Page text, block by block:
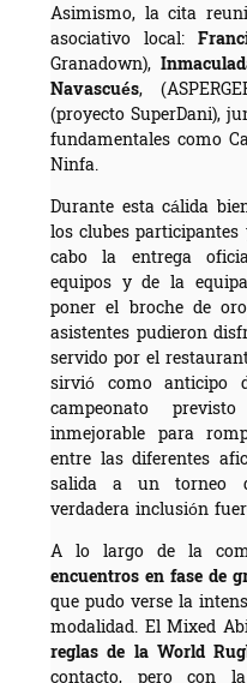
Asimismo, la cita
asociativo local:
Granadown),
Navascués,
(proyecto SuperDani),
fundamentales como
Ninfa.
Durante esta cálida
los clubes
cabo la entrega
equipos y de la
poner el broche de
asistentes pudieron
servido por el
sirvió como anticipo
campeonato
inmejorable para
entre las diferentes
salida a un torneo
verdadera inclusión
A lo largo de la
encuentros en fase de
que pudo verse la
modalidad. El Mixed
reglas de la World